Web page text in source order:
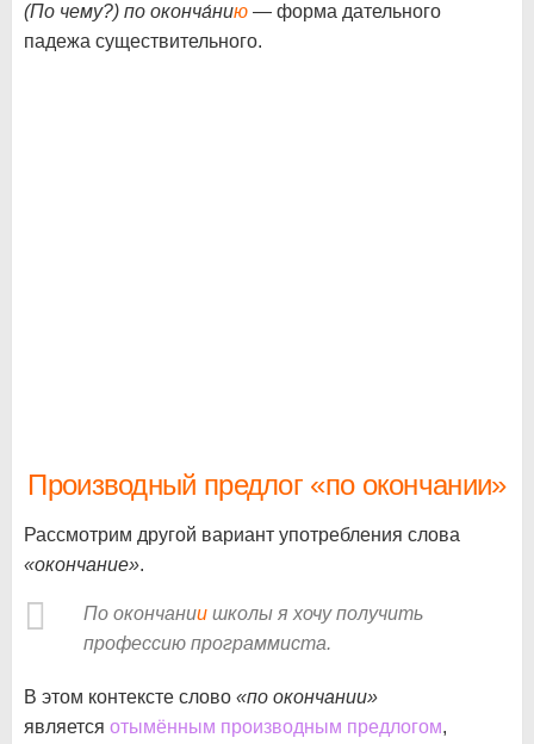
(По чему?) по оконча́нию — форма дательного
падежа существительного.
Производный предлог «по окончании»
Рассмотрим другой вариант употребления слова
«окончание».
По окончании школы я хочу получить
профессию программиста.
В этом контексте слово «по окончании»
является отымённым производным предлогом,